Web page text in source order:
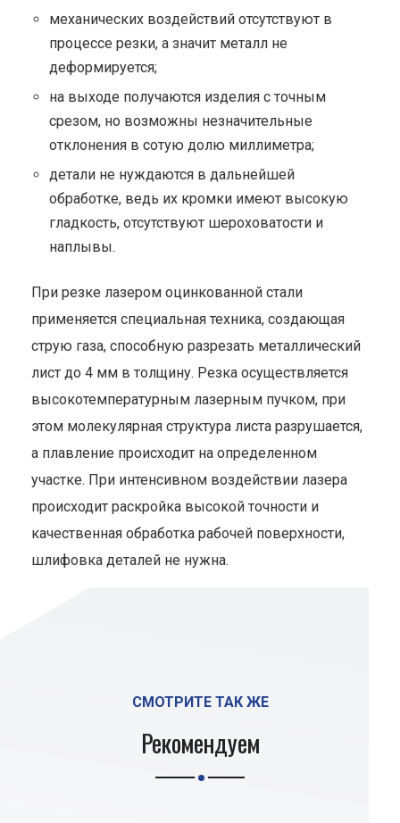
механических воздействий отсутствуют в
процессе резки, а значит металл не
деформируется;
на выходе получаются изделия с точным
срезом, но возможны незначительные
отклонения в сотую долю миллиметра;
детали не нуждаются в дальнейшей
обработке, ведь их кромки имеют высокую
гладкость, отсутствуют шероховатости и
наплывы.
При резке лазером оцинкованной стали
применяется специальная техника, создающая
струю газа, способную разрезать металлический
лист до 4 мм в толщину. Резка осуществляется
высокотемпературным лазерным пучком, при
этом молекулярная структура листа разрушается,
а плавление происходит на определенном
участке. При интенсивном воздействии лазера
происходит раскройка высокой точности и
качественная обработка рабочей поверхности,
шлифовка деталей не нужна.
СМОТРИТЕ ТАК ЖЕ
Рекомендуем